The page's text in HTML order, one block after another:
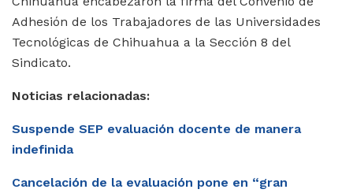
Adhesión de los Trabajadores de las Universidades
Tecnológicas de Chihuahua a la Sección 8 del
Sindicato.
Noticias relacionadas:
Suspende SEP evaluación docente de manera
indefinida
Cancelación de la evaluación pone en “gran